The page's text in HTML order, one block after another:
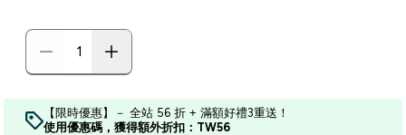
【限時優惠】－ 全站 56 折 + 滿額好禮3重送！
使用優惠碼，獲得額外折扣：TW56